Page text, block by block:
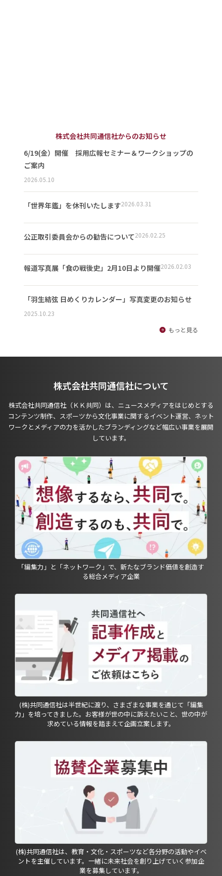
株式会社共同通信社からのお知らせ
6/19(金）開催 採用広報セミナー＆ワークショップの
ご案内
2026.05.10
「世界年鑑」を休刊いたします2026.03.31
公正取引委員会からの勧告について2026.02.25
報道写真展「食の戦後史」2月10日より開催2026.02.03
「羽生結弦 日めくりカレンダー」写真変更のお知らせ
2025.10.23
もっと見る
株式会社共同通信社について
株式会社共同通信社（ＫＫ共同）は、ニュースメディアをはじめとする
コンテンツ制作、スポーツから文化事業に関するイベント運営、ネット
ワークとメディアの力を活かしたブランディングなど幅広い事業を展開
しています。
「編集力」と「ネットワーク」で、新たなブランド価値を創造す
る総合メディア企業
(株)共同通信社は半世紀に渡り、さまざまな事業を通じて「編集
力」を培ってきました。お客様が世の中に訴えたいこと、世の中が
求めている情報を踏まえて企画立案します。
(株)共同通信社は、教育・文化・スポーツなど各分野の活動やイベ
ントを主催しています。一緒に未来社会を創り上げていく参加企
業を募集しています。